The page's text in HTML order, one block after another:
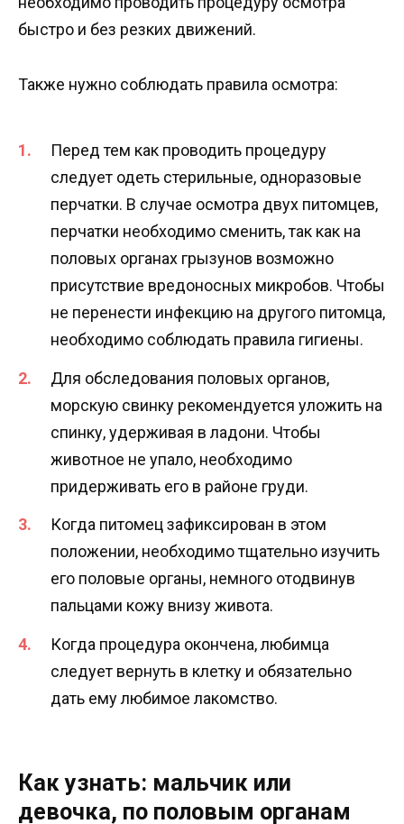
быстро и без резких движений.
Также нужно соблюдать правила осмотра:
Перед тем как проводить процедуру
следует одеть стерильные, одноразовые
перчатки. В случае осмотра двух питомцев,
перчатки необходимо сменить, так как на
половых органах грызунов возможно
присутствие вредоносных микробов. Чтобы
не перенести инфекцию на другого питомца,
необходимо соблюдать правила гигиены.
Для обследования половых органов,
морскую свинку рекомендуется уложить на
спинку, удерживая в ладони. Чтобы
животное не упало, необходимо
придерживать его в районе груди.
Когда питомец зафиксирован в этом
положении, необходимо тщательно изучить
его половые органы, немного отодвинув
пальцами кожу внизу живота.
Когда процедура окончена, любимца
следует вернуть в клетку и обязательно
дать ему любимое лакомство.
Как узнать: мальчик или
девочка, по половым органам